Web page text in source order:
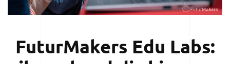
FuturMakers Edu Labs: